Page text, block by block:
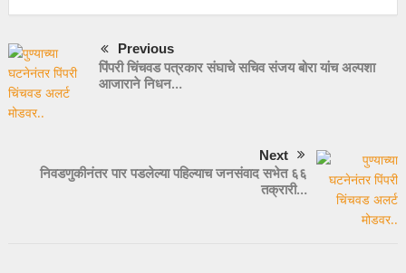
Previous
पिंपरी चिंचवड पत्रकार संघाचे सचिव संजय बोरा यांच अल्पशा
आजाराने निधन…
Next
निवडणुकीनंतर पार पडलेल्या पहिल्याच जनसंवाद सभेत ६६
तक्रारी…